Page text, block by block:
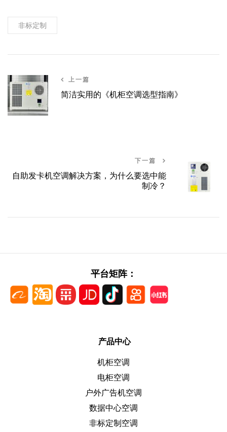
非标定制
上一篇
简洁实用的《机柜空调选型指南》
下一篇
自助发卡机空调解决方案，为什么要选中能
制冷？
平台矩阵：
产品中心
机柜空调
电柜空调
户外广告机空调
数据中心空调
非标定制空调